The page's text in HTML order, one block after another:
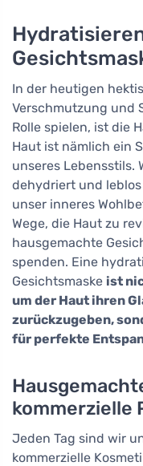
In der heutigen
Verschmutzung und
Rolle spielen, ist die
Haut ist nämlich ein
unseres Lebensstils.
dehydriert und
unser inneres
Wege, die Haut zu
hausgemachte
spenden. Eine
Gesichtsmaske ist
um der Haut ihren
zurückzugeben,
für perfekte
kommerzielle
Jeden Tag sind wir
kommerzielle